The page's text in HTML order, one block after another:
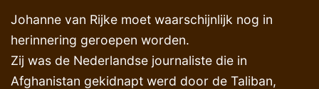
Johanne van Rijke moet waarschijnlijk nog in
herinnering geroepen worden.
Zij was de Nederlandse journaliste die in
Afghanistan gekidnapt werd door de Taliban,